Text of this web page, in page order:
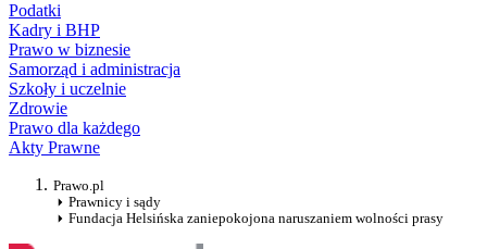
Podatki
Kadry i BHP
Prawo w biznesie
Samorząd i administracja
Szkoły i uczelnie
Zdrowie
Prawo dla każdego
Akty Prawne
Prawo.pl
Prawnicy i sądy
Fundacja Helsińska zaniepokojona naruszaniem wolności prasy